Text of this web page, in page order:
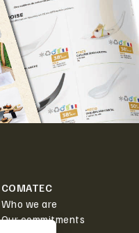
COMATEC
Who we are
Our commitments